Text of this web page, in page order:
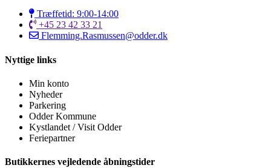
Træffetid: 9:00-14:00
+45 23 42 33 21
Flemming.Rasmussen@odder.dk
Nyttige links
Min konto
Nyheder
Parkering
Odder Kommune
Kystlandet / Visit Odder
Feriepartner
Butikkernes vejledende åbningstider